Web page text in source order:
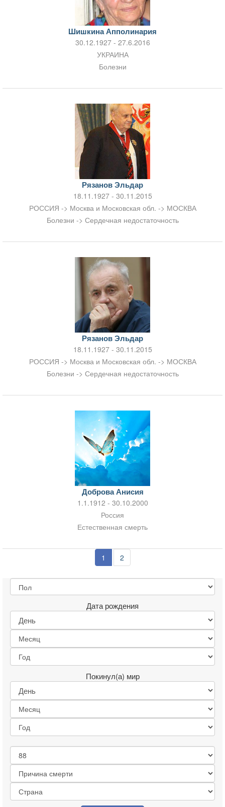
Шишкина Апполинария
30.12.1927 - 27.6.2016
УКРАИНА
Болезни
Рязанов Эльдар
18.11.1927 - 30.11.2015
РОССИЯ -> Москва и Московская обл. -> МОСКВА
Болезни -> Сердечная недостаточность
Рязанов Эльдар
18.11.1927 - 30.11.2015
РОССИЯ -> Москва и Московская обл. -> МОСКВА
Болезни -> Сердечная недостаточность
Доброва Анисия
1.1.1912 - 30.10.2000
Россия
Естественная смерть
1 2
Дата рождения
Покинул(а) мир